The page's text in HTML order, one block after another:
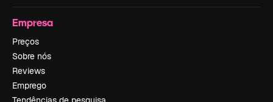
Empresa
Preços
Sobre nós
Reviews
Emprego